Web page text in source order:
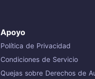
Apoyo
Política de Privacidad
Condiciones de Servicio
Quejas sobre Derechos de